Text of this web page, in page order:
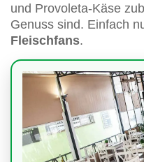
und Provoleta-Käse
Genuss sind. Einfach
Fleischfans.